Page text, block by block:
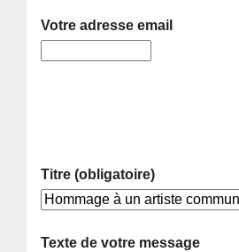
Votre adresse email
Titre (obligatoire)
Texte de votre message